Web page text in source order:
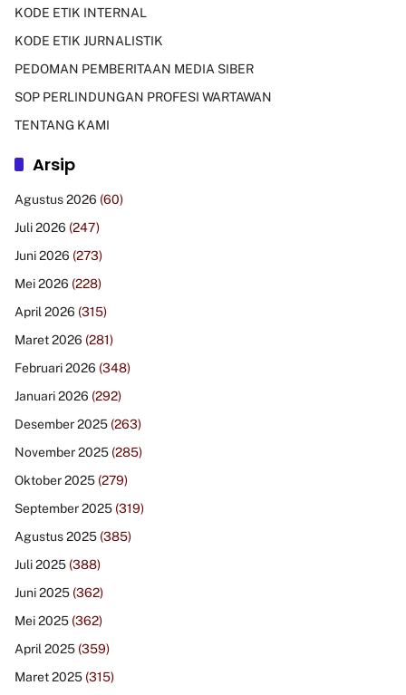
KODE ETIK INTERNAL
KODE ETIK JURNALISTIK
PEDOMAN PEMBERITAAN MEDIA SIBER
SOP PERLINDUNGAN PROFESI WARTAWAN
TENTANG KAMI
Arsip
Agustus 2026 (60)
Juli 2026 (247)
Juni 2026 (273)
Mei 2026 (228)
April 2026 (315)
Maret 2026 (281)
Februari 2026 (348)
Januari 2026 (292)
Desember 2025 (263)
November 2025 (285)
Oktober 2025 (279)
September 2025 (319)
Agustus 2025 (385)
Juli 2025 (388)
Juni 2025 (362)
Mei 2025 (362)
April 2025 (359)
Maret 2025 (315)